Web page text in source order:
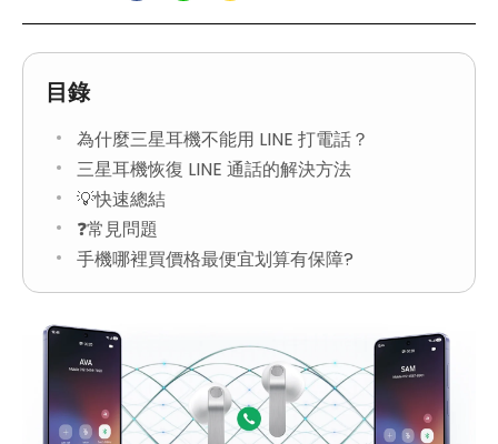
目錄
為什麼三星耳機不能用 LINE 打電話？
三星耳機恢復 LINE 通話的解決方法
💡快速總結
❓常見問題
手機哪裡買價格最便宜划算有保障?